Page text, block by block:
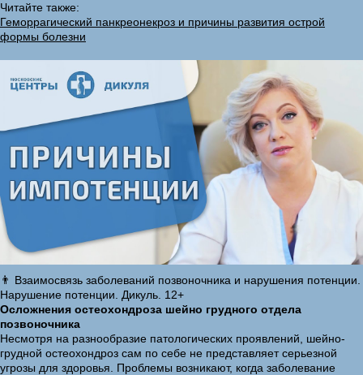
Читайте также:
Геморрагический панкреонекроз и причины развития острой
формы болезни
👨 Взаимосвязь заболеваний позвоночника и нарушения потенции.
Нарушение потенции. Дикуль. 12+
Осложнения остеохондроза шейно грудного отдела
позвоночника
Несмотря на разнообразие патологических проявлений, шейно-
грудной остеохондроз сам по себе не представляет серьезной
угрозы для здоровья. Проблемы возникают, когда заболевание